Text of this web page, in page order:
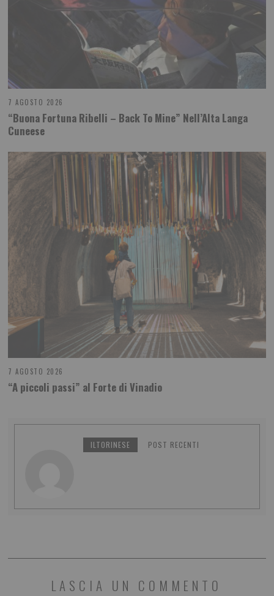
7 AGOSTO 2026
“Buona Fortuna Ribelli – Back To Mine” Nell’Alta Langa
Cuneese
7 AGOSTO 2026
“A piccoli passi” al Forte di Vinadio
ILTORINESE POST RECENTI
LASCIA UN COMMENTO